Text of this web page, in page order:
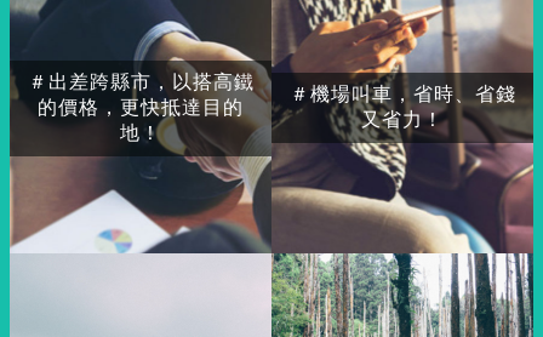
＃出差跨縣市，以搭高鐵
的價格，更快抵達目的
地！
＃機場叫車，省時、省錢
又省力！